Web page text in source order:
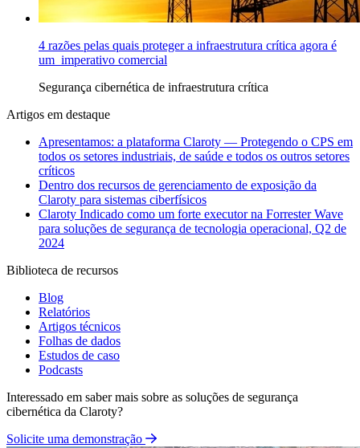
4 razões pelas quais proteger a infraestrutura crítica agora é
um imperativo comercial
Segurança cibernética de infraestrutura crítica
Artigos em destaque
Apresentamos: a plataforma Claroty — Protegendo o CPS em
todos os setores industriais, de saúde e todos os outros setores
críticos
Dentro dos recursos de gerenciamento de exposição da
Claroty para sistemas ciberfísicos
Claroty Indicado como um forte executor na Forrester Wave
para soluções de segurança de tecnologia operacional, Q2 de
2024
Biblioteca de recursos
Blog
Relatórios
Artigos técnicos
Folhas de dados
Estudos de caso
Podcasts
Interessado em saber mais sobre as soluções de segurança
cibernética da Claroty?
Solicite uma demonstração